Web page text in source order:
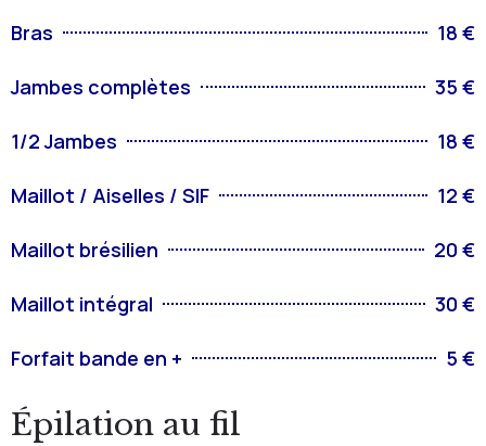
Bras 18 €
Jambes complètes 35 €
1/2 Jambes 18 €
Maillot / Aiselles / SIF 12 €
Maillot brésilien 20 €
Maillot intégral 30 €
Forfait bande en + 5 €
Épilation au fil